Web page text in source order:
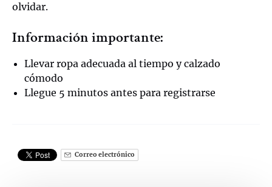
olvidar.
Información importante:
Llevar ropa adecuada al tiempo y calzado
cómodo
Llegue 5 minutos antes para registrarse
Correo electrónico